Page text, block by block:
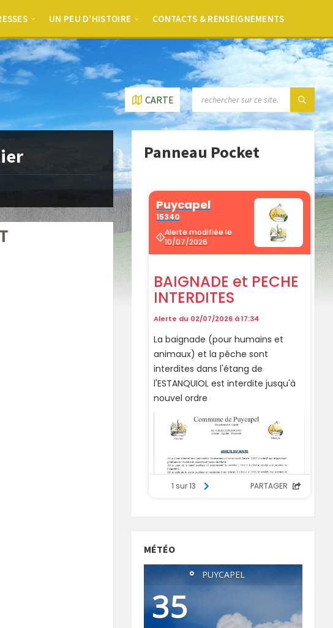
UN PEU D’HISTOIRE CONTACTS & RENSEIGNEMENTS
CARTE
Panneau Pocket
MÉTÉO
PUYCAPEL
35
°